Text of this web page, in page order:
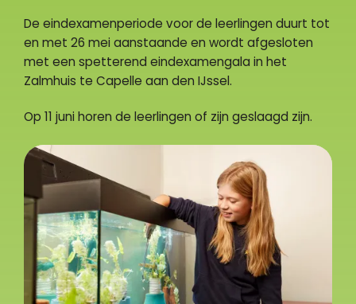
De eindexamenperiode voor de leerlingen duurt tot
en met 26 mei aanstaande en wordt afgesloten
met een spetterend eindexamengala in het
Zalmhuis te Capelle aan den IJssel.
Op 11 juni horen de leerlingen of zijn geslaagd zijn.